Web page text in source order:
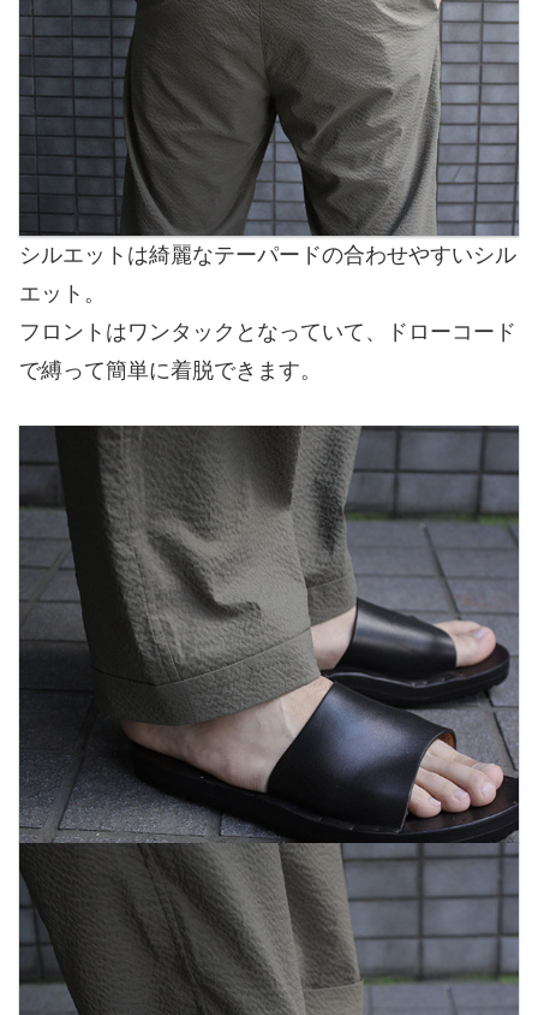
シルエットは綺麗なテーパードの合わせやすいシル
エット。
フロントはワンタックとなっていて、ドローコード
で縛って簡単に着脱できます。